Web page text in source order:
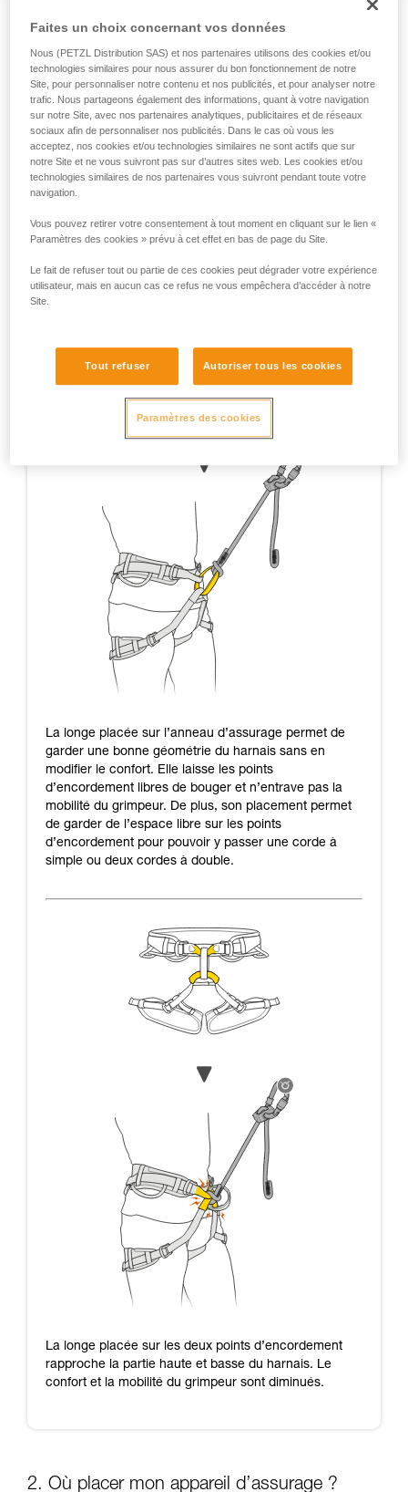
1. Où placer ma longe ?
D’un point de vue sécurité et résistance, la longe peut être
placée sur l’anneau d’assurage ou sur les deux points
d’encordement. Mais pour une question de confort, il est
préférable de placer sa longe sur l’anneau d’assurage.
d’assurage.
La longe placée sur l’anneau d’assurage permet de
garder une bonne géométrie du harnais sans en
modifier le confort. Elle laisse les points
d’encordement libres de bouger et n’entrave pas la
mobilité du grimpeur. De plus, son placement permet
de garder de l’espace libre sur les points
d’encordement pour pouvoir y passer une corde à
simple ou deux cordes à double.
La longe placée sur les deux points d’encordement
rapproche la partie haute et basse du harnais. Le
confort et la mobilité du grimpeur sont diminués.
2. Où placer mon appareil d’assurage ?
Faites un choix concernant vos données
Nous (PETZL Distribution SAS) et nos partenaires utilisons des cookies et/ou
technologies similaires pour nous assurer du bon fonctionnement de notre
Site, pour personnaliser notre contenu et nos publicités, et pour analyser notre
trafic. Nous partageons également des informations, quant à votre navigation
sur notre Site, avec nos partenaires analytiques, publicitaires et de réseaux
sociaux afin de personnaliser nos publicités. Dans le cas où vous les
acceptez, nos cookies et/ou technologies similaires ne sont actifs que sur
notre Site et ne vous suivront pas sur d’autres sites web. Les cookies et/ou
technologies similaires de nos partenaires vous suivront pendant toute votre
navigation.
Vous pouvez retirer votre consentement à tout moment en cliquant sur le lien «
Paramètres des cookies » prévu à cet effet en bas de page du Site.
Le fait de refuser tout ou partie de ces cookies peut dégrader votre expérience
utilisateur, mais en aucun cas ce refus ne vous empêchera d’accéder à notre
Site.
Tout refuser Autoriser tous les cookies
Paramètres des cookies